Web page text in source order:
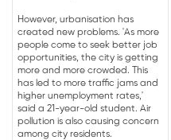
However, urbanisation has
created new problems. 'As more
people come to seek better job
opportunities, the city is getting
more and more crowded. This
has led to more traffic jams and
higher unemployment rates,'
said a 21-year-old student. Air
pollution is also causing concern
among city residents.